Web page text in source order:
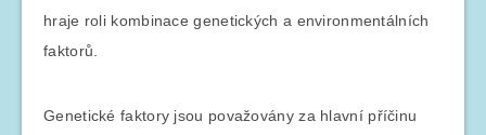
hraje roli kombinace genetických a environmentálních
faktorů.
Genetické faktory jsou považovány za hlavní příčinu